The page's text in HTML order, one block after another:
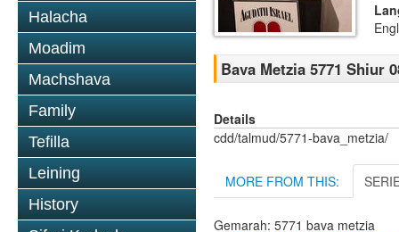
Halacha
Moadim
Machshava
Family
Tefilla
Leining
History
Bava Metzia 5771 Shiur
Details
cdd/talmud/5771-bava_metzia/
MORE FROM THIS:
Gemarah: 5771 bava metzia